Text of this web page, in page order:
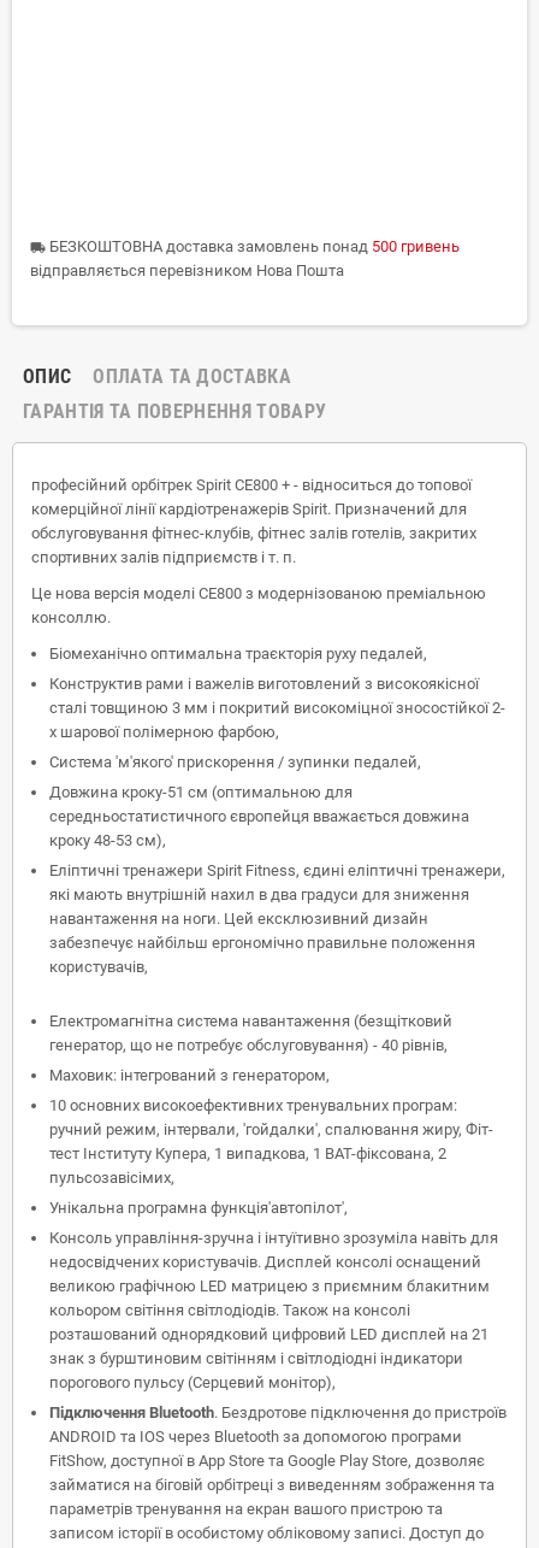
local_shipping БЕЗКОШТОВНА доставка замовлень понад 500 гривень
відправляється перевізником Нова Пошта
ОПИС
ОПЛАТА ТА ДОСТАВКА
ГАРАНТІЯ ТА ПОВЕРНЕННЯ ТОВАРУ
професійний орбітрек Spirit CE800 + - відноситься до топової
комерційної лінії кардіотренажерів Spirit. Призначений для
обслуговування фітнес-клубів, фітнес залів готелів, закритих
спортивних залів підприємств і т. п.
Це нова версія моделі CE800 з модернізованою преміальною
консоллю.
Біомеханічно оптимальна траєкторія руху педалей,
Конструктив рами і важелів виготовлений з високоякісної
сталі товщиною 3 мм і покритий високоміцної зносостійкої 2-
х шарової полімерною фарбою,
Система 'м'якого' прискорення / зупинки педалей,
Довжина кроку-51 см (оптимальною для
середньостатистичного європейця вважається довжина
кроку 48-53 см),
Еліптичні тренажери Spirit Fitness, єдині еліптичні тренажери,
які мають внутрішній нахил в два градуси для зниження
навантаження на ноги. Цей ексклюзивний дизайн
забезпечує найбільш ергономічно правильне положення
користувачів,
Електромагнітна система навантаження (безщітковий
генератор, що не потребує обслуговування) - 40 рівнів,
Маховик: інтегрований з генератором,
10 основних високоефективних тренувальних програм:
ручний режим, інтервали, 'гойдалки', спалювання жиру, Фіт-
тест Інституту Купера, 1 випадкова, 1 ВАТ-фіксована, 2
пульсозавісімих,
Унікальна програмна функція'автопілот',
Консоль управління-зручна і інтуїтивно зрозуміла навіть для
недосвідчених користувачів. Дисплей консолі оснащений
великою графічною LED матрицею з приємним блакитним
кольором світіння світлодіодів. Також на консолі
розташований однорядковий цифровий LED дисплей на 21
знак з бурштиновим світінням і світлодіодні індикатори
порогового пульсу (Серцевий монітор),
Підключення Bluetooth. Бездротове підключення до пристроїв
ANDROID та IOS через Bluetooth за допомогою програми
FitShow, доступної в App Store та Google Play Store, дозволяє
займатися на біговій орбітреці з виведенням зображення та
параметрів тренування на екран вашого пристрою та
записом історії в особистому обліковому записі. Доступ до